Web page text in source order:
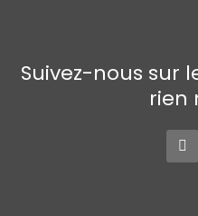
Suivez-nous sur
rien
F
a
c